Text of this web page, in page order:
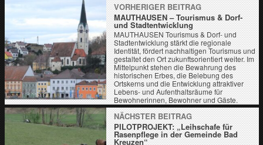
VORHERIGER BEITRAG
MAUTHAUSEN – Tourismus & Dorf-
und Stadtentwicklung
MAUTHAUSEN Tourismus & Dorf- und
Stadtentwicklung stärkt die regionale
Identität, fördert nachhaltigen Tourismus und
gestaltet den Ort zukunftsorientiert weiter. Im
Mittelpunkt stehen die Bewahrung des
historischen Erbes, die Belebung des
Ortskerns und die Entwicklung attraktiver
Lebens- und Aufenthaltsräume für
Bewohnerinnen, Bewohner und Gäste.
NÄCHSTER BEITRAG
PILOTPROJEKT: „Leihschafe für
Rasenpflege in der Gemeinde Bad
Kreuzen“